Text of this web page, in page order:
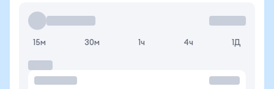
15м 30м 1ч 4ч 1Д